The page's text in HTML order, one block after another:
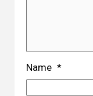
Name *